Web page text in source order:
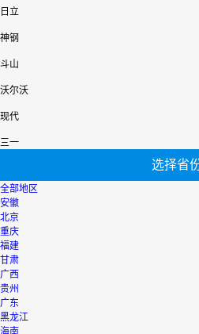
日立
神钢
斗山
沃尔沃
现代
三一
选择省
全部地区
安徽
北京
重庆
福建
甘肃
广西
贵州
广东
黑龙江